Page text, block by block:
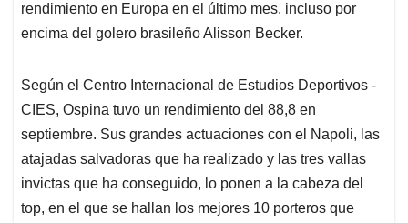
rendimiento en Europa en el último mes. incluso por
encima del golero brasileño Alisson Becker.
Según el Centro Internacional de Estudios Deportivos -
CIES, Ospina tuvo un rendimiento del 88,8 en
septiembre. Sus grandes actuaciones con el Napoli, las
atajadas salvadoras que ha realizado y las tres vallas
invictas que ha conseguido, lo ponen a la cabeza del
top, en el que se hallan los mejores 10 porteros que